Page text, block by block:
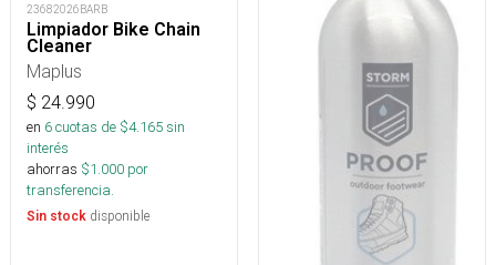
23682026BARB
Limpiador Bike Chain
Cleaner
Maplus
$ 24.990
en 6cuotas de $4.165sin
interés
ahorras $1.000 por
transferencia.
Sin stock disponible